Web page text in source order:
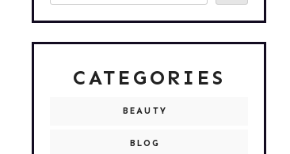
CATEGORIES
BEAUTY
BLOG